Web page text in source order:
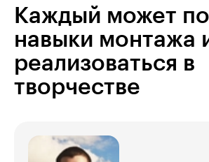
Каждый может
навыки монтажа
реализоваться в
творчестве